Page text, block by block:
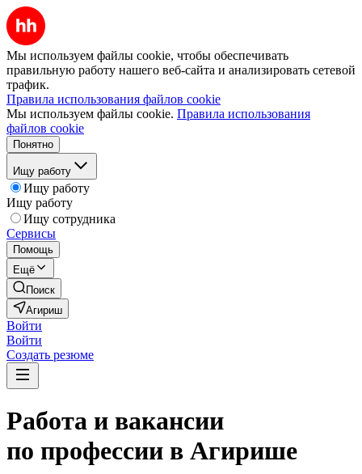
Мы используем файлы cookie, чтобы обеспечивать
правильную работу нашего веб-сайта и анализировать сетевой
трафик.
Правила использования файлов cookie
Мы используем файлы cookie. Правила использования
файлов cookie
Понятно
Ищу работу
Ищу работу
Ищу работу
Ищу сотрудника
Сервисы
Помощь
Ещё
Поиск
Агириш
Войти
Войти
Создать резюме
Работа и вакансии
по профессии в Агирише